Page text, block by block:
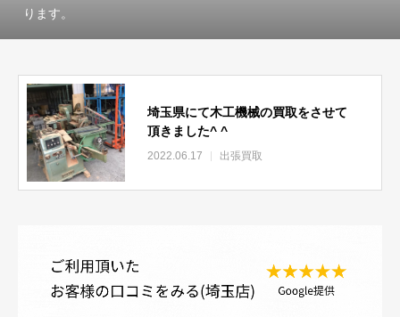
ります。
埼玉県にて木工機械の買取をさせて
頂きました^ ^
2022.06.17 出張買取